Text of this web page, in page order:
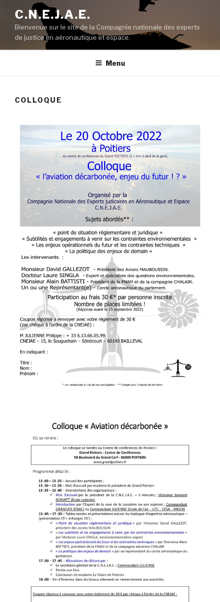
contenu
principal
C.N.E.J.A.E.
Bienvenue sur le site de la Compagnie nationale des experts
de justice en aéronautique et espace.
Menu
COLLOQUE